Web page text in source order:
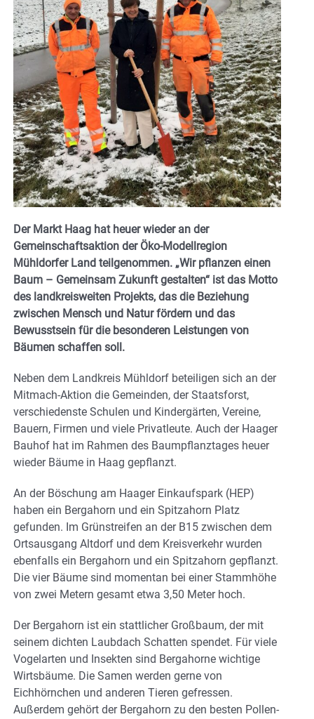
Der Markt Haag hat heuer wieder an der
Gemeinschaftsaktion der Öko-Modellregion
Mühldorfer Land teilgenommen. „Wir pflanzen einen
Baum – Gemeinsam Zukunft gestalten“ ist das Motto
des landkreisweiten Projekts, das die Beziehung
zwischen Mensch und Natur fördern und das
Bewusstsein für die besonderen Leistungen von
Bäumen schaffen soll.
Neben dem Landkreis Mühldorf beteiligen sich an der
Mitmach-Aktion die Gemeinden, der Staatsforst,
verschiedenste Schulen und Kindergärten, Vereine,
Bauern, Firmen und viele Privatleute. Auch der Haager
Bauhof hat im Rahmen des Baumpflanztages heuer
wieder Bäume in Haag gepflanzt.
An der Böschung am Haager Einkaufspark (HEP)
haben ein Bergahorn und ein Spitzahorn Platz
gefunden. Im Grünstreifen an der B15 zwischen dem
Ortsausgang Altdorf und dem Kreisverkehr wurden
ebenfalls ein Bergahorn und ein Spitzahorn gepflanzt.
Die vier Bäume sind momentan bei einer Stammhöhe
von zwei Metern gesamt etwa 3,50 Meter hoch.
Der Bergahorn ist ein stattlicher Großbaum, der mit
seinem dichten Laubdach Schatten spendet. Für viele
Vogelarten und Insekten sind Bergahorne wichtige
Wirtsbäume. Die Samen werden gerne von
Eichhörnchen und anderen Tieren gefressen.
Außerdem gehört der Bergahorn zu den besten Pollen-